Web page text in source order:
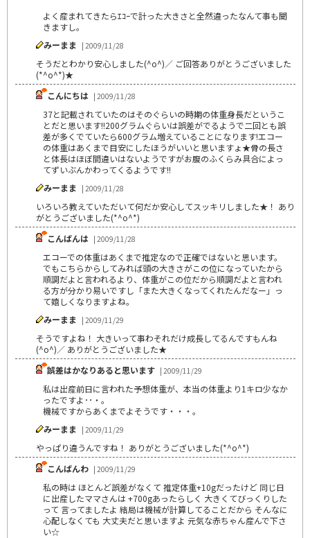
よく産まれてきたらｴｺｰで計った大きさと全然違ったなんて事も聞
きますし｡
みーまま
| 2009/11/28
そうだとわかり安心しました(^o^)／ ご回答ありがとうございました
(*^o^*)★
こんにちは | 2009/11/28
37と記載されていたのはそのぐらいの時期の体重身長だというこ
とだと思います!!200グラムぐらいは誤差がでるようで二回とも誤
差が多くでていたら600グラム増えていることになります!エコー
の体重はあくまで目安にしたほうがいいと思いますょ★骨の長さ
と体長はほぼ間違いはないようですがお腹のふくらみ具合によっ
てずいぶんかわってくるようです!!
みーまま
| 2009/11/28
いろいろ教えていただいて何だか安心してスッキリしました★！ あり
がとうございました(*^o^*)
こんばんは | 2009/11/28
エコーでの体重はあくまで推定なので正確ではないと思います。
でもこちらからしてみれば頭の大きさがこの位になっていたから
順調だよと言われるより、体重がこの位だから順調だよと言われ
る方が分かり易いですし「また大きくなってくれたんだなー」っ
て嬉しくなりますよね。
みーまま
| 2009/11/29
そうですよね！ 大きいって事わそれだけ成長してるんですもんね
(^o^)／ ありがとうございました★
誤差はかなりあると思います | 2009/11/29
私は出産前日に言われた予想体重が、本当の体重より1キロ少なか
ったですよ･･・。
機械ですからあくまでよそうです・・・。
みーまま
| 2009/11/29
やっぱり違うんですね！ ありがとうございました(*^o^*)
こんばんわ | 2009/11/29
私の時は ほとんど誤差がなくて 推定体重+10gだったけど 同じ日
に出産したママさんは +700gあったらしく 大きくてびっくりした
って 言ってましたよ 結局は機械が計算してることだから そんなに
心配しなくても 大丈夫だと思いますよ 元気な赤ちゃん産んで下さ
い☆